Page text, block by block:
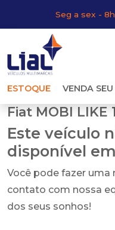
Seg a sex -
ESTOQUE VENDA
Fiat MOBI LIKE
Este veículo
disponível
Você pode fazer uma
contato com nossa
dos seus sonhos!